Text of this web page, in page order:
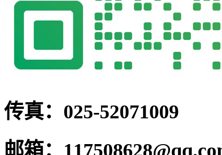
传真： 025-52071009
邮箱：